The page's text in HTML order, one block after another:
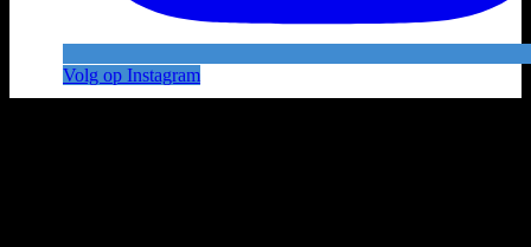
Volg op Instagram